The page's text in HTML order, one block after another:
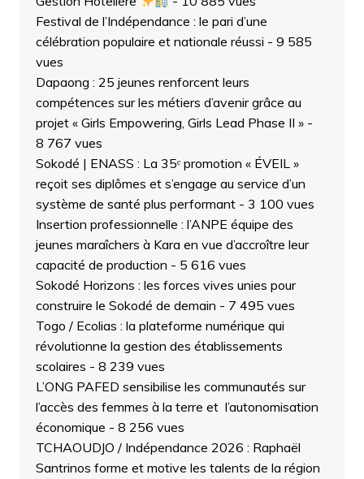
Festival de l’Indépendance : le pari d’une
célébration populaire et nationale réussi - 9 585
vues
Dapaong : 25 jeunes renforcent leurs
compétences sur les métiers d’avenir grâce au
projet « Girls Empowering, Girls Lead Phase II »-
8 767 vues
Sokodé | ENASS : La 35ᵉ promotion « ÉVEIL »
reçoit ses diplômes et s’engage au service d’un
système de santé plus performant- 3 100 vues
Insertion professionnelle : l’ANPE équipe des
jeunes maraîchers à Kara en vue d’accroître leur
capacité de production - 5 616 vues
Sokodé Horizons : les forces vives unies pour
construire le Sokodé de demain - 7 495 vues
Togo / Ecolias : la plateforme numérique qui
révolutionne la gestion des établissements
scolaires - 8 239 vues
L’ONG PAFED sensibilise les communautés sur
l’accès des femmes à la terre et l’autonomisation
économique - 8 256 vues
TCHAOUDJO / Indépendance 2026 : Raphaël
Santrinos forme et motive les talents de la région